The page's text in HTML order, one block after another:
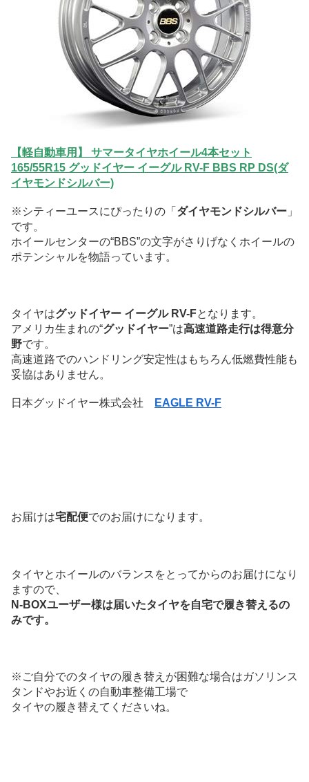
【軽自動車用】 サマータイヤホイール4本セット
165/55R15 グッドイヤー イーグル RV-F BBS RP DS(ダ
イヤモンドシルバー)
※シティーユースにぴったりの「 ダイヤモンドシルバー 」
です。
ホイールセンターの“BBS”の文字がさりげなくホイールの
ポテンシャルを物語っています。
タイヤはグッドイヤー イーグル RV-Fとなります。
アメリカ生まれの“グッドイヤー”は高速道路走行は得意分
野です。
高速道路でのハンドリング安定性はもちろん低燃費性能も
妥協はありません。
日本グッドイヤー株式会社 EAGLE RV-F
お届けは宅配便でのお届けになります。
タイヤとホイールのバランスをとってからのお届けになり
ますので、
N-BOXユーザー様は届いたタイヤを自宅で履き替えるの
みです。
※ご自分でのタイヤの履き替えが困難な場合はガソリンス
タンドやお近くの自動車整備工場で
タイヤの履き替えてくださいね。